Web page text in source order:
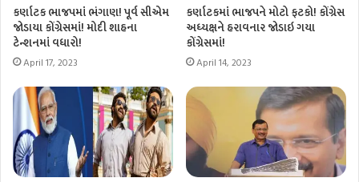
કર્ણાટક ભાજપમાં ભંગાણ! પૂર્વ સીએમ
જોડાયા કોંગ્રેસમાં! મોદી શાહના
ટેન્શનમાં વધારો!
April 17, 2023
કર્ણાટકમાં ભાજપને મોટો ફટકો! કોંગ્રેસ
અધ્યક્ષને હરાવનાર જોડાઇ ગયા
કોંગ્રેસમાં!
April 14, 2023